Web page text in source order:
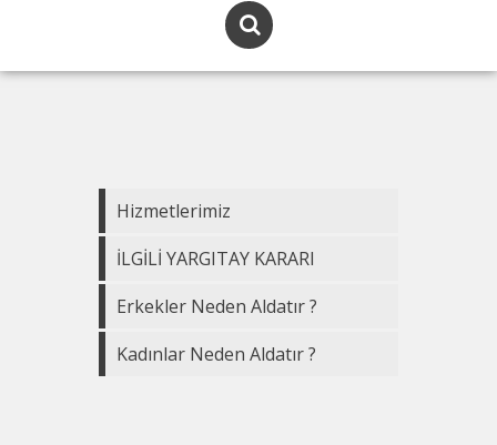
Hizmetlerimiz
İLGİLİ YARGITAY KARARI
Erkekler Neden Aldatır ?
Kadınlar Neden Aldatır ?